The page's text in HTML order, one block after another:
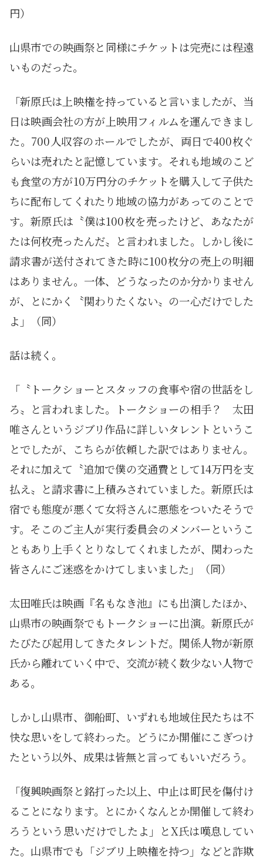
円）
山県市での映画祭と同様にチケットは完売には程遠
いものだった。
「新原氏は上映権を持っていると言いましたが、当
日は映画会社の方が上映用フィルムを運んできまし
た。700人収容のホールでしたが、両日で400枚ぐ
らいは売れたと記憶しています。それも地域のこど
も食堂の方が10万円分のチケットを購入して子供た
ちに配布してくれたり地域の協力があってのことで
す。新原氏は〝僕は100枚を売ったけど、あなたが
たは何枚売ったんだ〟と言われました。しかし後に
請求書が送付されてきた時に100枚分の売上の明細
はありません。一体、どうなったのか分かりません
が、とにかく〝関わりたくない〟の一心だけでした
よ」（同）
話は続く。
「〝トークショーとスタッフの食事や宿の世話をし
ろ〟と言われました。トークショーの相手？ 太田
唯さんというジブリ作品に詳しいタレントというこ
とでしたが、こちらが依頼した訳ではありません。
それに加えて〝追加で僕の交通費として14万円を支
払え〟と請求書に上積みされていました。新原氏は
宿でも態度が悪くて女将さんに悪態をついたそうで
す。そこのご主人が実行委員会のメンバーというこ
ともあり上手くとりなしてくれましたが、関わった
皆さんにご迷惑をかけてしまいました」（同）
太田唯氏は映画『名もなき池』にも出演したほか、
山県市の映画祭でもトークショーに出演。新原氏が
たびたび起用してきたタレントだ。関係人物が新原
氏から離れていく中で、交流が続く数少ない人物で
ある。
しかし山県市、御船町、いずれも地域住民たちは不
快な思いをして終わった。どうにか開催にこぎつけ
たという以外、成果は皆無と言ってもいいだろう。
「復興映画祭と銘打った以上、中止は町民を傷付け
ることになります。とにかくなんとか開催して終わ
ろうという思いだけでしたよ」とX氏は嘆息してい
た。山県市でも「ジブリ上映権を持つ」などと詐欺